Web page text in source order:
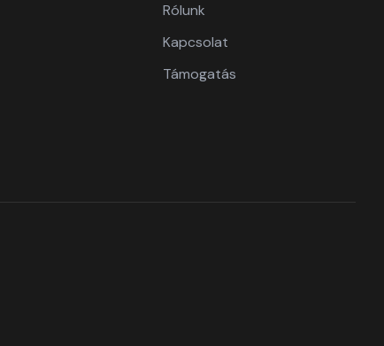
Rólunk
Kapcsolat
Támogatás